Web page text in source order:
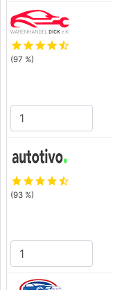
starstarstarstarstar_half
(97 %)
starstarstarstarstar_half
(93 %)